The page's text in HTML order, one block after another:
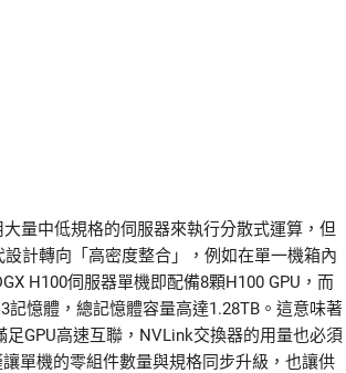
量中低規格的伺服器來執行分散式運算，但
計轉向「高密度整合」，例如在單一機箱內
H100伺服器單機即配備8顆H100 GPU，而
記憶體，總記憶體容量高達1.28TB。這意味著
GPU高速互聯，NVLink交換器的用量也必須
單機的零組件數量與規格同步升級，也讓供